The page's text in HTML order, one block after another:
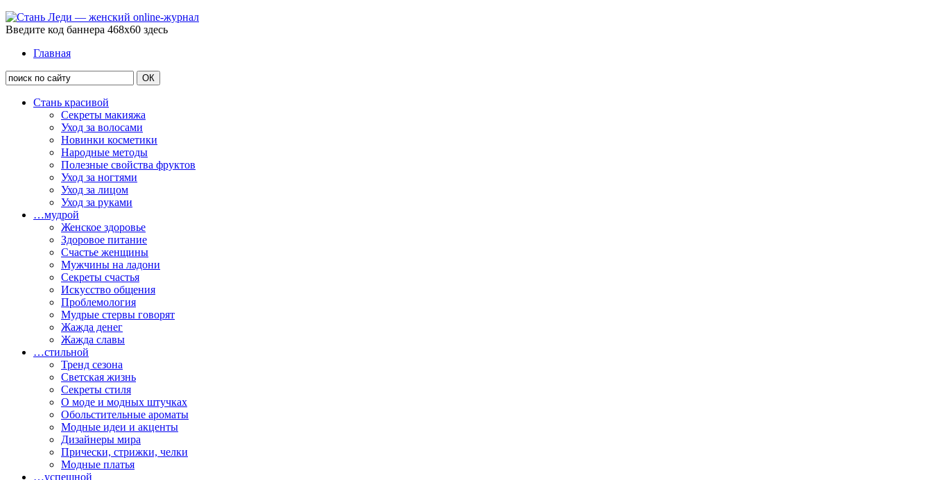
Введите код баннера 468x60 здесь
Главная
Стань красивой
Секреты макияжа
Уход за волосами
Новинки косметики
Народные методы
Полезные свойства фруктов
Уход за ногтями
Уход за лицом
Уход за руками
…мудрой
Женское здоровье
Здоровое питание
Счастье женщины
Мужчины на ладони
Секреты счастья
Искусство общения
Проблемология
Мудрые стервы говорят
Жажда денег
Жажда славы
…стильной
Тренд сезона
Светская жизнь
Секреты стиля
О моде и модных штучках
Обольстительные ароматы
Модные идеи и акценты
Дизайнеры мира
Прически, стрижки, челки
Модные платья
…успешной